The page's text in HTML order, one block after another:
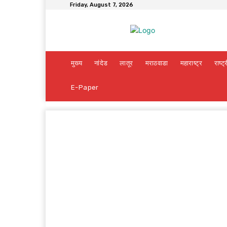
Friday, August 7, 2026
मुख्य नांदेड लातूर मराठवाडा महाराष्ट्र
E-Paper